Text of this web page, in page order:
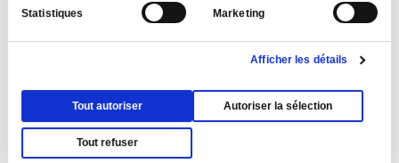
consentement
Statistiques Marketing
Afficher les détails
Tout autoriser Autoriser la sélection
Tout refuser
nouvelle
fenêtre
VOIR TOUTES LES NOUVELLES